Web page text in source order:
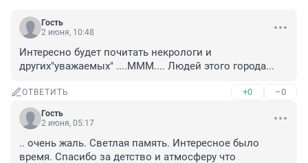
Гость
2 июня, 10:48
Интересно будет почитать некрологи и
других"уважаемых" ....МММ.... Людей этого города...
ОТВЕТИТЬ +0 –0
Гость
2 июня, 05:17
.. очень жаль. Светлая память. Интересное было
время. Спасибо за детство и атмосферу что